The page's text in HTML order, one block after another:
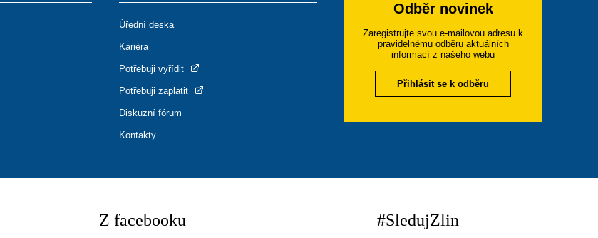
Úřední deska
Kariéra
Potřebuji vyřídit
Potřebuji zaplatit
Diskuzní fórum
Kontakty
Odběr novinek
Zaregistrujte svou e-mailovou adresu k
pravidelnému odběru aktuálních
informací z našeho webu
Přihlásit se k odběru
Z facebooku #SledujZlin